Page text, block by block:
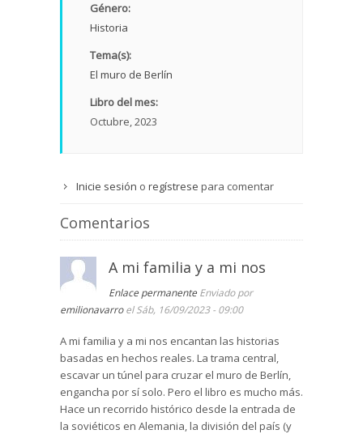
Género:
Historia
Tema(s):
El muro de Berlín
Libro del mes:
Octubre, 2023
Inicie sesión o regístrese para comentar
Comentarios
A mi familia y a mi nos
Enlace permanente Enviado por
emilionavarroel Sáb, 16/09/2023 - 09:00
A mi familia y a mi nos encantan las historias
basadas en hechos reales. La trama central,
escavar un túnel para cruzar el muro de Berlín,
engancha por sí solo. Pero el libro es mucho más.
Hace un recorrido histórico desde la entrada de
la soviéticos en Alemania, la división del país (y